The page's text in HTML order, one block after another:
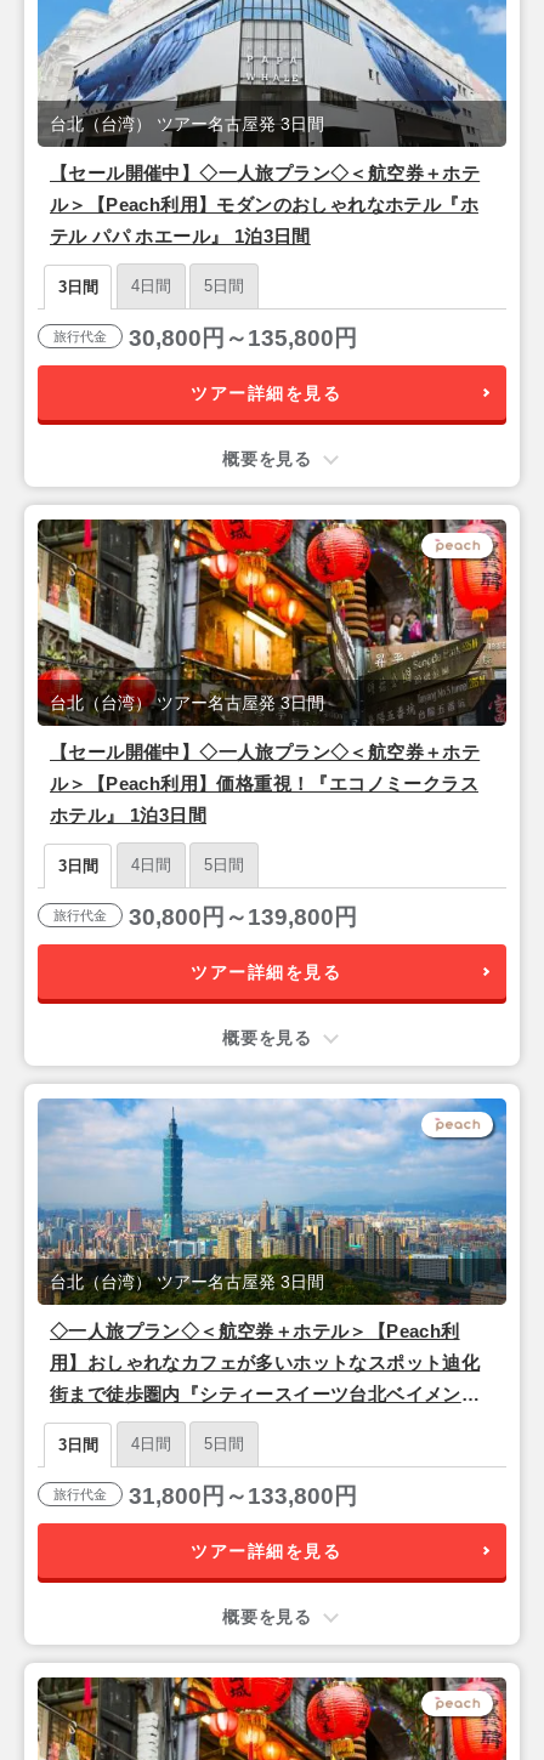
【セール開催中】◇一人旅プラン◇＜航空券＋ホテ
ル＞【Peach利用】モダンのおしゃれなホテル『ホ
テル パパ ホエール』 1泊3日間
台北（台湾） ツアー名古屋発 3日間
3日間 4日間 5日間
旅行代金 30,800円～135,800円
ツアー詳細を見る
概要を見る
【セール開催中】◇一人旅プラン◇＜航空券＋ホテ
ル＞【Peach利用】価格重視！『エコノミークラス
ホテル』 1泊3日間
台北（台湾） ツアー名古屋発 3日間
3日間 4日間 5日間
旅行代金 30,800円～139,800円
ツアー詳細を見る
概要を見る
◇一人旅プラン◇＜航空券＋ホテル＞【Peach利
用】おしゃれなカフェが多いホットなスポット迪化
街まで徒歩圏内『シティースイーツ台北ベイメン』
1泊3日間
台北（台湾） ツアー名古屋発 3日間
3日間 4日間 5日間
旅行代金 31,800円～133,800円
ツアー詳細を見る
概要を見る